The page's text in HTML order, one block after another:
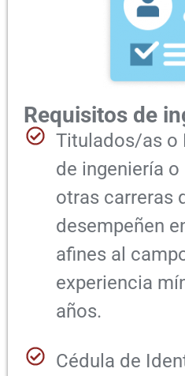
Requisitos de
Titulados/as o
de ingeniería
otras carreras
desempeñen
afines al
experiencia
años.
Cédula de